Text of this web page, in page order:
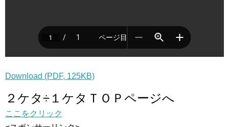
Download (PDF, 125KB)
２ケタ÷１ケタＴＯＰページへ
ここをクリック